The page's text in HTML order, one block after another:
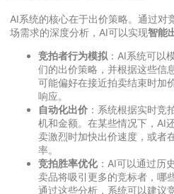
AI系统的核心在于出价策略。通过对
场需求的深度分析，AI可以实现智能
竞拍者行为模拟 ：AI系统可以
们的出价策略，并根据这些信
可能偏好在接近拍卖结束时加
响应。
自动化出价 ：系统根据实时竞
机和金额。在某些情况下，AI
卖激烈时加快出价速度，或者
率。
竞拍胜率优化：AI可以通过历
卖品将吸引更多的竞标者，哪
通过这些分析，系统可以建议